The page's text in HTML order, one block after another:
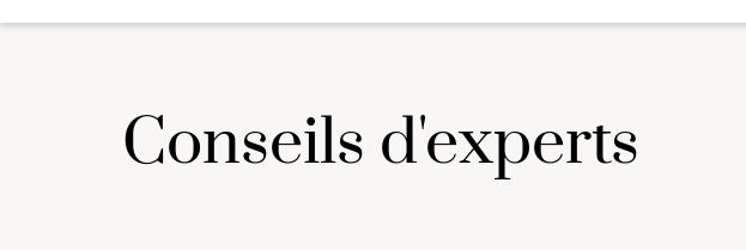
Conseils d'experts